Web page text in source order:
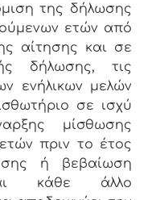
της δήλωσης
ετών από
αίτησης και σε
δήλωσης, τις
ενήλικων μελών
σε ισχύ
μίσθωσης
πριν το έτος
ή βεβαίωση
κάθε άλλο